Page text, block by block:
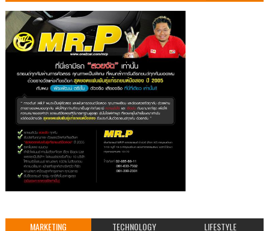
MARKETING TECHNOLOGY LIFESTYLE